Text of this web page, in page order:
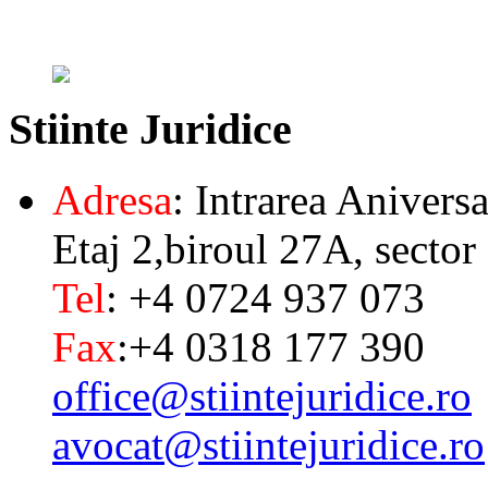
Stiinte Juridice
Adresa: Intrarea
Etaj 2,biroul 27A, sector
Tel: +4 0724 937 073
Fax:+4 0318 177 390
office@stiintejuridice.ro
avocat@stiintejuridice.ro